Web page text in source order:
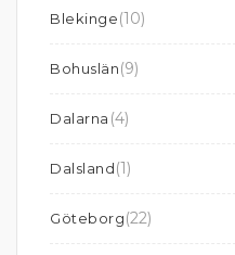
Blekinge(10)
Bohuslän(9)
Dalarna (4)
Dalsland(1)
Göteborg(22)